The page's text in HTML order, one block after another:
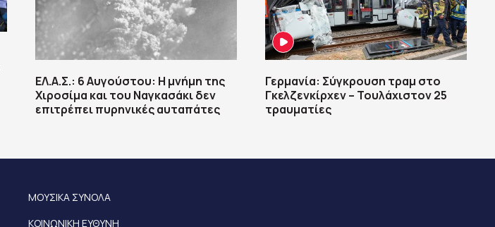
ΕΛ.Α.Σ.: 6 Αυγούστου: Η μνήμη της
Χιροσίμα και του Ναγκασάκι δεν
επιτρέπει πυρηνικές αυταπάτες
Γερμανία: Σύγκρουση τραμ στο
Γκελζενκίρχεν – Τουλάχιστον 25
τραυματίες
ΜΟΥΣΙΚΑ ΣΥΝΟΛΑ
ΚΟΙΝΩΝΙΚΗ ΕΥΘΥΝΗ